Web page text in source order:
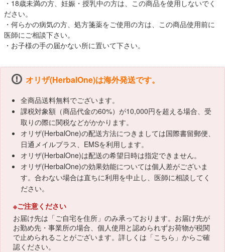
・18歳未満の方、妊娠・授乳中の方は、この商品を使用しないでく
ださい。
・何らかの病気の方、処方箋薬をご使用の方は、この商品使用前に
医師にご相談下さい。
・お子様の手の届かない所に置いて下さい。
オリザ(HerbalOne)は海外発送です。
全商品送料無料でございます。
課税対象額（商品代金の60%）が10,000円を超える場合、受
取りの際に関税などがかかります。
オリザ(HerbalOne)の配送方法につきましては国際書留郵便、
日通メイルプラス、EMSを利用します。
オリザ(HerbalOne)は配送の希望日時は指定できません。
オリザ(HerbalOne)の効果効能については個人差がございま
す。合わない場合は直ちに利用を中止し、医師に相談してく
ださい。
※ご注意ください
お届け先は「ご自宅を住所」のみ承っております。お届け先が
お勤め先・事業所の場合、個人使用と認められずお荷物が税関
で止められることがございます。詳しくは「こちら 」からご確
認ください。